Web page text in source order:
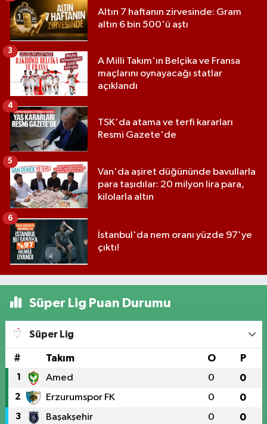
Altın 7 haftanın zirvesinde: Gram
altın 6 bin 500'ü aştı
A Milli Takım'ın Belçika ve Fransa
maçlarını oynayacağı statlar
açıklandı
3
TSK'da atama ve terfi kararları
Resmi Gazete'de
4
Van'da aşiret düğününde bavullarla
para taşıdılar: 20 milyon lira para,
kilolarla altın
5
İstanbul'da nem oranı yüzde 97'ye
çıktı!
6
Süper Lig Puan Durumu
Süper Lig
# Takım O P
1 Amed 0 0
2 Erzurumspor FK 0 0
3 Başakşehir 0 0